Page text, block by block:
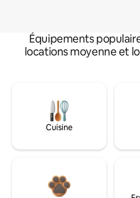
Équipements
locations moyenne et
Cuisine